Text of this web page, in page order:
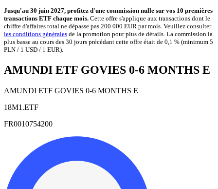
Jusqu'au 30 juin 2027, profitez d'une commission nulle sur vos 10 premières
transactions ETF chaque mois. Cette offre s'applique aux transactions dont le
chiffre d'affaires total ne dépasse pas 200 000 EUR par mois. Veuillez consulter
les conditions générales de la promotion pour plus de détails. La commission la
plus basse au cours des 30 jours précédant cette offre était de 0,1 % (minimum 5
PLN / 1 USD / 1 EUR).
AMUNDI ETF GOVIES 0-6 MONTHS E
AMUNDI ETF GOVIES 0-6 MONTHS E
18M1.ETF
FR0010754200